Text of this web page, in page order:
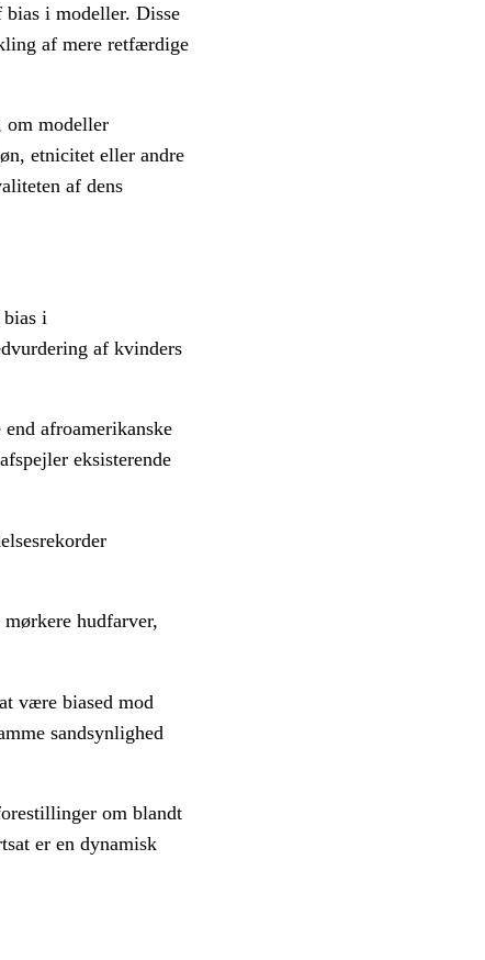
i modeller. Disse
af mere retfærdige
om modeller
etnicitet eller andre
af dens
bias i
af kvinders
afroamerikanske
eksisterende
hudfarver,
være biased mod
sandsynlighed
om blandt
er en dynamisk